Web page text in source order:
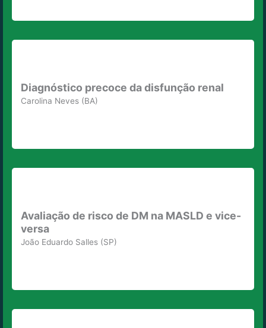
Diagnóstico precoce da disfunção renal
Carolina Neves (BA)
Avaliação de risco de DM na MASLD e vice-
versa
João Eduardo Salles (SP)